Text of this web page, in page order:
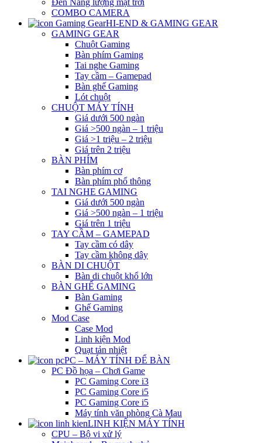
Đèn Năng lượng mặt trời
COMBO CAMERA
HI-END & GAMING GEAR
GAMING GEAR
Chuột Gaming
Bàn phím Gaming
Tai nghe Gaming
Tay cầm – Gamepad
Bàn ghế Gaming
Lót chuột
CHUỘT MÁY TÍNH
Giá dưới 500 ngàn
Giá >500 ngàn – 1 triệu
Giá >1 triệu – 2 triệu
Giá trên 2 triệu
BÀN PHÍM
Bàn phím cơ
Bàn phím phổ thông
TAI NGHE GAMING
Giá dưới 500 ngàn
Giá >500 ngàn – 1 triệu
Giá trên 1 triệu
TAY CẦM – GAMEPAD
Tay cầm có dây
Tay cầm không dây
BÀN DI CHUỘT
Bàn di chuột khổ lớn
BÀN GHẾ GAMING
Bàn Gaming
Ghế Gaming
Mod Case
Case Mod
Linh kiện Mod
Quạt tản nhiệt
PC – MÁY TÍNH ĐỂ BÀN
PC Đồ họa – Chơi Game
PC Gaming Core i3
PC Gaming Core i5
PC Gaming Core i5
Máy tính văn phòng Cà Mau
LINH KIỆN MÁY TÍNH
CPU – Bộ vi xử lý